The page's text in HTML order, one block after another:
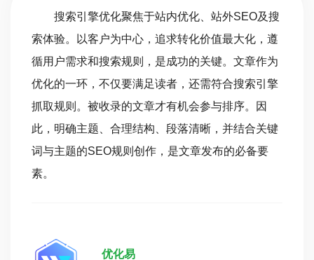
搜索引擎优化聚焦于站内优化、站外SEO及搜
索体验。以客户为中心，追求转化价值最大化，遵
循用户需求和搜索规则，是成功的关键。文章作为
优化的一环，不仅要满足读者，还需符合搜索引擎
抓取规则。被收录的文章才有机会参与排序。因
此，明确主题、合理结构、段落清晰，并结合关键
词与主题的SEO规则创作，是文章发布的必备要
素。
优化易